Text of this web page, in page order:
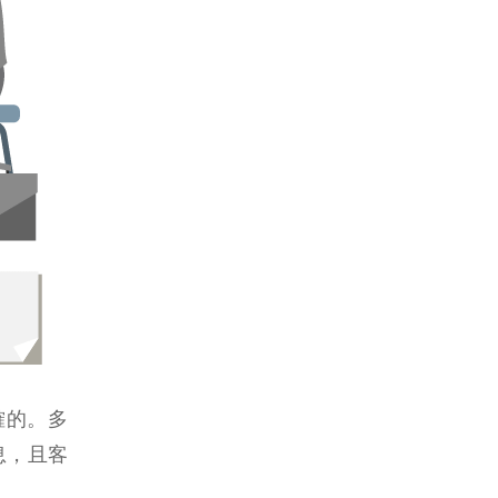
。多
，且客